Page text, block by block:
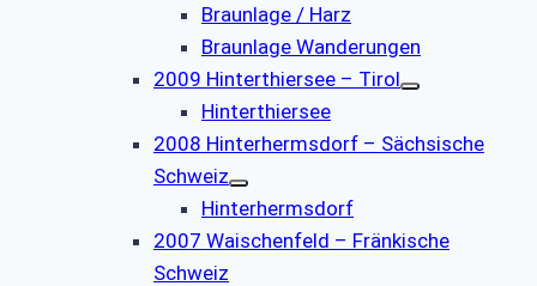
Braunlage / Harz
Braunlage Wanderungen
2009 Hinterthiersee – Tirol
Hinterthiersee
2008 Hinterhermsdorf – Sächsische
Schweiz
Hinterhermsdorf
2007 Waischenfeld – Fränkische
Schweiz